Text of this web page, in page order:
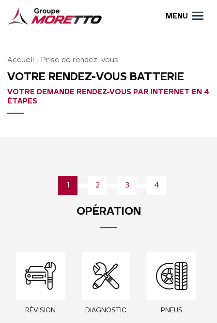
MENU
Accueil Prise de rendez-vous
VOTRE RENDEZ-VOUS BATTERIE
VOTRE DEMANDE RENDEZ-VOUS PAR INTERNET EN 4
ÉTAPES
1 2 3 4
OPÉRATION
RÉVISION DIAGNOSTIC PNEUS